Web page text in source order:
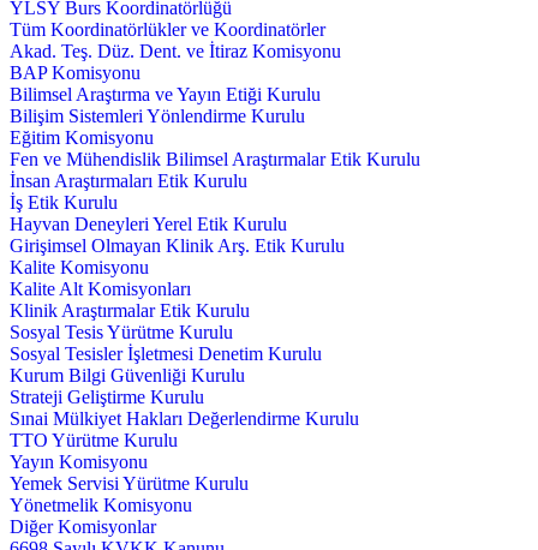
YLSY Burs Koordinatörlüğü
Tüm Koordinatörlükler ve Koordinatörler
Akad. Teş. Düz. Dent. ve İtiraz Komisyonu
BAP Komisyonu
Bilimsel Araştırma ve Yayın Etiği Kurulu
Bilişim Sistemleri Yönlendirme Kurulu
Eğitim Komisyonu
Fen ve Mühendislik Bilimsel Araştırmalar Etik Kurulu
İnsan Araştırmaları Etik Kurulu
İş Etik Kurulu
Hayvan Deneyleri Yerel Etik Kurulu
Girişimsel Olmayan Klinik Arş. Etik Kurulu
Kalite Komisyonu
Kalite Alt Komisyonları
Klinik Araştırmalar Etik Kurulu
Sosyal Tesis Yürütme Kurulu
Sosyal Tesisler İşletmesi Denetim Kurulu
Kurum Bilgi Güvenliği Kurulu
Strateji Geliştirme Kurulu
Sınai Mülkiyet Hakları Değerlendirme Kurulu
TTO Yürütme Kurulu
Yayın Komisyonu
Yemek Servisi Yürütme Kurulu
Yönetmelik Komisyonu
Diğer Komisyonlar